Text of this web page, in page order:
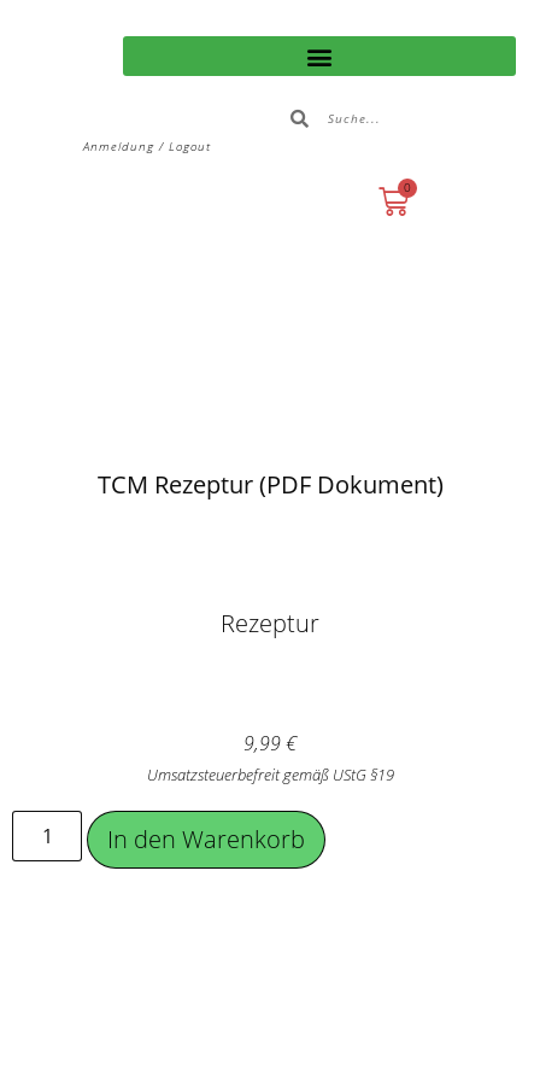
Anmeldung / Logout
0
TCM Rezeptur (PDF Dokument)
Rezeptur
9,99€
Umsatzsteuerbefreit gemäß UStG §19
In den Warenkorb